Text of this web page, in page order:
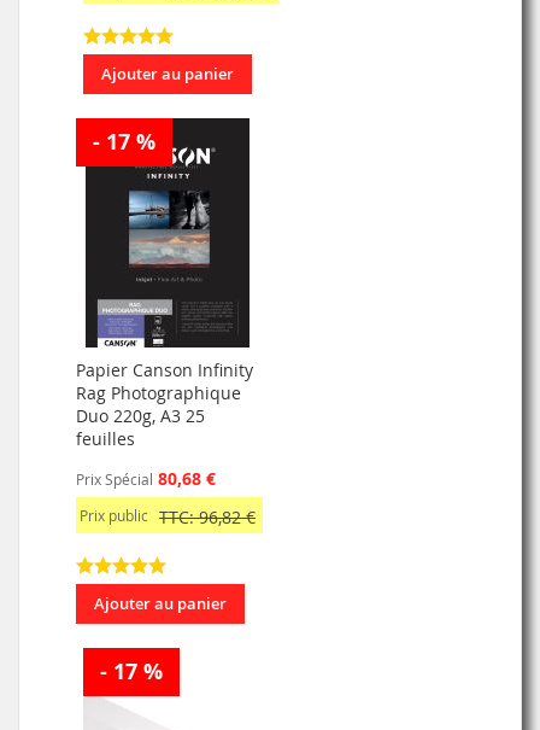
Ajouter au panier
- 17 %
Papier Canson Infinity
Rag Photographique
Duo 220g, A3 25
feuilles
Prix Spécial 80,68 €
Prix public TTC: 96,82 €
Ajouter au panier
- 17 %